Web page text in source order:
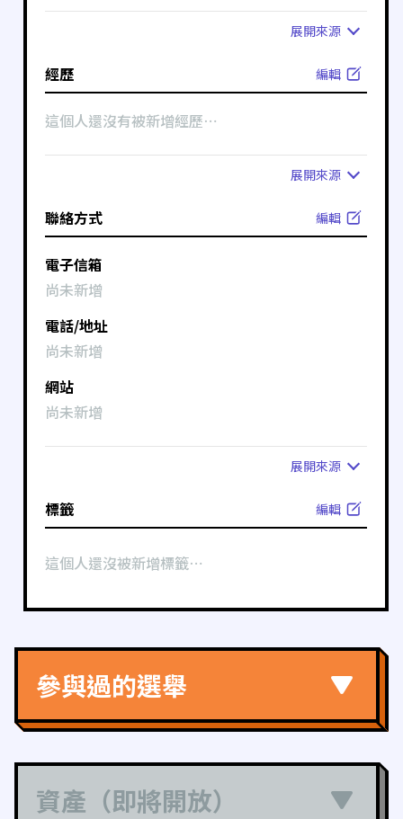
展開來源
經歷 編輯
這個人還沒有被新增經歷⋯
展開來源
聯絡方式 編輯
電子信箱
尚未新增
電話/地址
尚未新增
網站
尚未新增
展開來源
標籤 編輯
這個人還沒被新增標籤⋯
參與過的選舉
資產（即將開放）